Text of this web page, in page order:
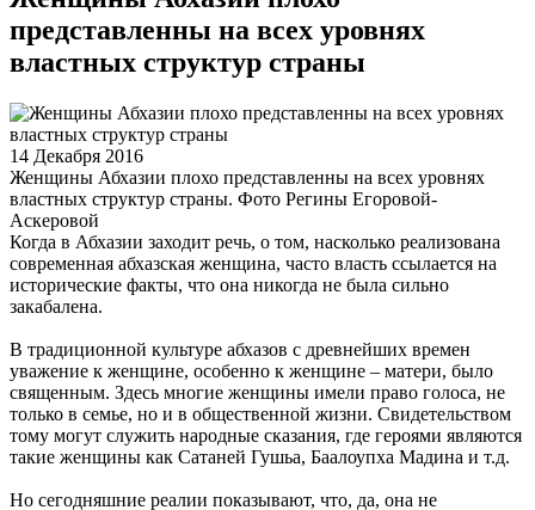
представленны на всех уровнях
властных структур страны
14 Декабря 2016
Женщины Абхазии плохо представленны на всех уровнях
властных структур страны. Фото Регины Егоровой-
Аскеровой
Когда в Абхазии заходит речь, о том, насколько реализована
современная абхазская женщина, часто власть ссылается на
исторические факты, что она никогда не была сильно
закабалена.
В традиционной культуре абхазов с древнейших времен
уважение к женщине, особенно к женщине – матери, было
священным. Здесь многие женщины имели право голоса, не
только в семье, но и в общественной жизни. Свидетельством
тому могут служить народные сказания, где героями являются
такие женщины как Сатаней Гушьа, Баалоупха Мадина и т.д.
Но сегодняшние реалии показывают, что, да, она не